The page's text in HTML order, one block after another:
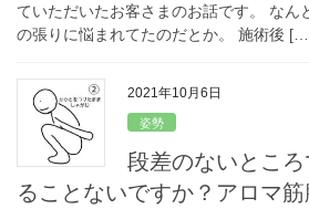
ていただいたお客さまのお話です。 なん
の張りに悩まれてたのだとか。 施術後
2021年10月6日
姿勢
段差のないとこ
ることないですか？アロマ